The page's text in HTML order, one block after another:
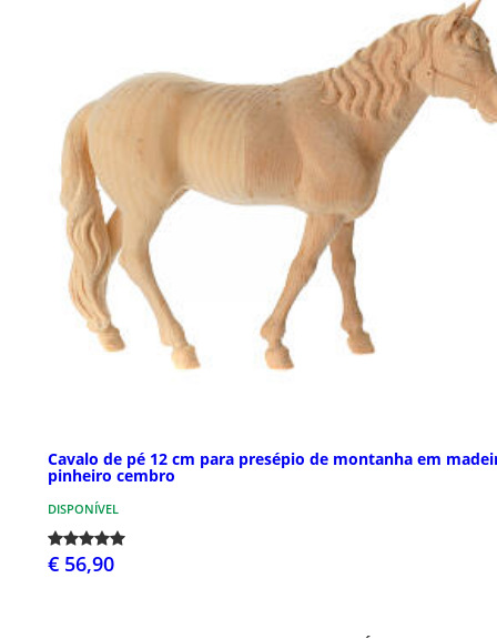
Cavalo de pé 12 cm para presépio de montanha em
pinheiro cembro
DISPONÍVEL
€ 56,90